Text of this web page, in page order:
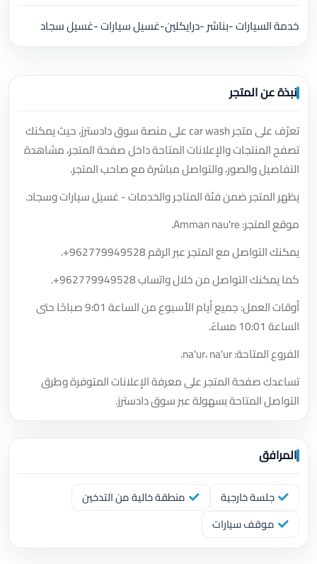
خدمة السيارات -بناشر -درايكلين-غسيل سيارات -غسيل سجاد
نبذة عن المتجر
تعرّف على متجر car wash على منصة سوق دادسترز، حيث يمكنك
تصفح المنتجات والإعلانات المتاحة داخل صفحة المتجر، مشاهدة
التفاصيل والصور، والتواصل مباشرة مع صاحب المتجر.
يظهر المتجر ضمن فئة المتاجر والخدمات - غسيل سيارات وسجاد.
موقع المتجر: Amman nau're.
يمكنك التواصل مع المتجر عبر الرقم+962779949528
.
كما يمكنك التواصل من خلال واتساب+962779949528
.
أوقات العمل: جميع أيام الأسبوع من الساعة 9:01 صباحًا حتى
الساعة 10:01 مساءً.
الفروع المتاحة: na'ur، na'ur.
تساعدك صفحة المتجر على معرفة الإعلانات المتوفرة وطرق
التواصل المتاحة بسهولة عبر سوق دادسترز.
المرافق
جلسة خارجية
منطقة خالية من التدخين
موقف سيارات